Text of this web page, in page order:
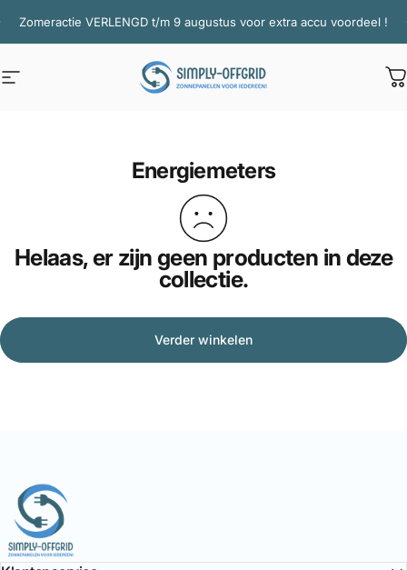
Zomeractie VERLENGD t/m 9 augustus voor extra accu voordeel !
Site navigatie Simply Offgrid
Energiemeters
Helaas, er zijn geen producten in deze
collectie.
Verder winkelen
Simply Offgrid